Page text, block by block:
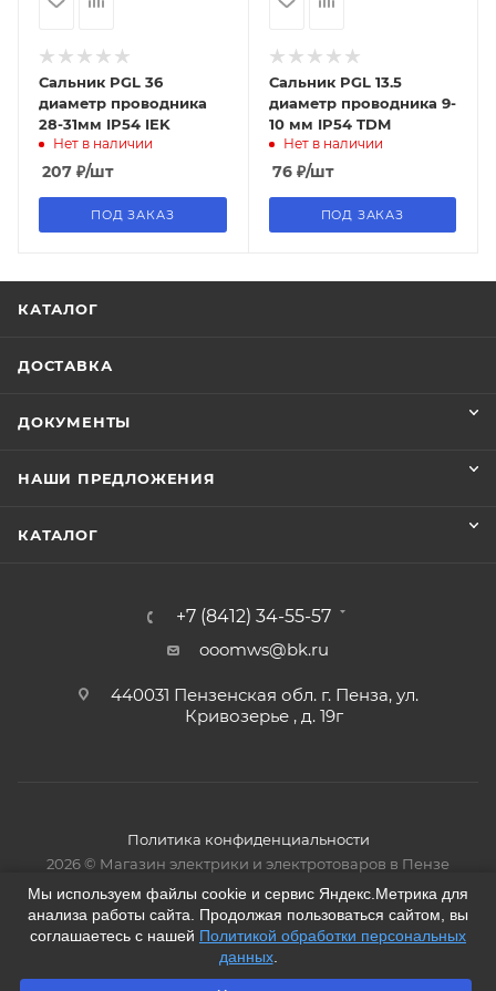
Сальник PGL 36
диаметр проводника
28-31мм IP54 IEK
Нет в наличии
207 ₽/шт
ПОД ЗАКАЗ
Сальник PGL 13.5
диаметр проводника 9-
10 мм IP54 TDM
Нет в наличии
76₽/шт
ПОД ЗАКАЗ
КАТАЛОГ
ДОСТАВКА
ДОКУМЕНТЫ
НАШИ ПРЕДЛОЖЕНИЯ
КАТАЛОГ
+7 (8412) 34-55-57
ooomws@bk.ru
440031 Пензенская обл. г. Пенза, ул.
Кривозерье , д. 19г
Политика конфиденциальности
2026 © Магазин электрики и электротоваров в Пензе
Мы используем файлы cookie и сервис Яндекс.Метрика для
анализа работы сайта. Продолжая пользоваться сайтом, вы
соглашаетесь с нашей Политикой обработки персональных
данных.